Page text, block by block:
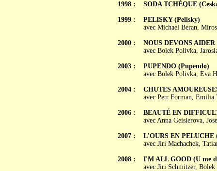
1998 :
1999 :
2000 :
2003 :
2004 :
2006 :
2007 :
2008 :
SODA TCHÈQUE
PELISKY (Pelisky)
avec Michael Beran,
NOUS DEVONS
avec Bolek Polivka,
PUPENDO (Pupendo)
avec Bolek Polivka, Eva
CHUTES
avec Petr Forman, Emilia
BEAUTÉ EN
avec Anna Geislerova,
L'OURS EN PELUCHE
avec Jiri Machachek,
I'M ALL GOOD (U me
avec Jiri Schmitzer,